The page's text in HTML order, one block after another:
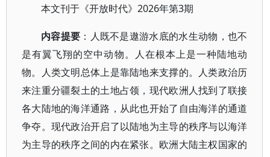
本文刊于《开放时代》 2026年第3期
内容提要 ：人既不是遨游水底的水生动物，也不
是有翼飞翔的空中动物。人在根本上是一种陆地动
物。人类文明总体上是靠陆地来支撑的。人类政治历
来注重分疆裂土的土地占领，现代欧洲人找到了联接
各大陆地的海洋通路，从此也开始了自由海洋的通道
争夺。现代政治开启了以陆地为主导的秩序与以海洋
为主导的秩序之间的内在紧张。欧洲大陆主权国家的